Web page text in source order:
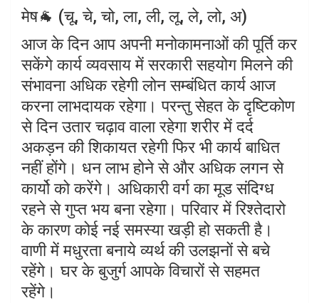
मेष🐐 (चू, चे, चो, ला, ली, लू, ले, लो, अ)
आज के दिन आप अपनी मनोकामनाओं की पूर्ति कर
सकेंगे कार्य व्यवसाय में सरकारी सहयोग मिलने की
संभावना अधिक रहेगी लोन सम्बंधित कार्य आज
करना लाभदायक रहेगा। परन्तु सेहत के दृष्टिकोण
से दिन उतार चढ़ाव वाला रहेगा शरीर में दर्द
अकड़न की शिकायत रहेगी फिर भी कार्य बाधित
नहीं होंगे। धन लाभ होने से और अधिक लगन से
कार्यो को करेंगे। अधिकारी वर्ग का मूड संदिग्ध
रहने से गुप्त भय बना रहेगा। परिवार में रिश्तेदारो
के कारण कोई नई समस्या खड़ी हो सकती है।
वाणी में मधुरता बनाये व्यर्थ की उलझनों से बचे
रहेंगे। घर के बुजुर्ग आपके विचारों से सहमत
रहेंगे।